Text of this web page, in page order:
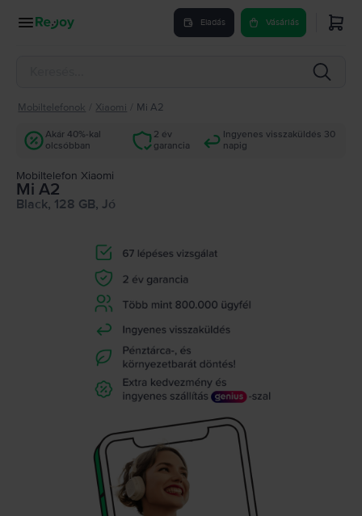
Eladás Vásárlás
Mobiltelefonok Xiaomi Mi A2
Akár 40%-kal
olcsóbban
2 év
garancia
Ingyenes visszaküldés 30
napig
Mobiltelefon Xiaomi
Mi A2
Black, 128 GB, Jó